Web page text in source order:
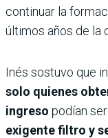
continuar la
últimos años de la
Inés sostuvo que
solo quienes
ingreso podían ser
exigente filtro y